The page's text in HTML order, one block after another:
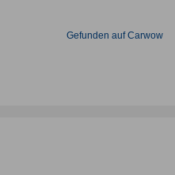
Gefunden auf Carwow